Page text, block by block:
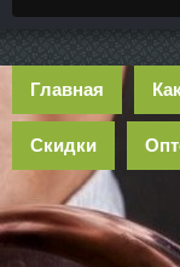
Главная
Скидки